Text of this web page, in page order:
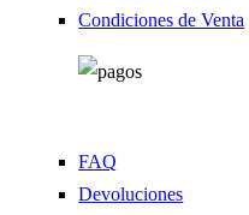
Condiciones de Venta
FAQ
Devoluciones